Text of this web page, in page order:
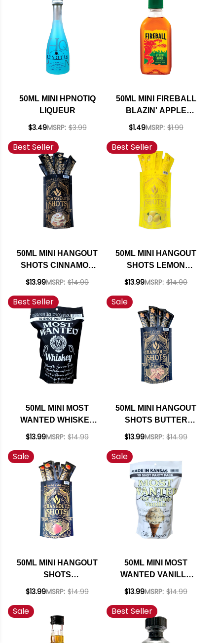
50ML MINI HPNOTIQ
LIQUEUR
$3.49MSRP: $3.99
50ML MINI FIREBALL
BLAZIN' APPLE
WHISKY
$1.49MSRP: $1.99
Best Seller
50ML MINI HANGOUT
SHOTS CINNAMON
ROLL LIQUEUR 8
$13.99MSRP: $14.99
Best Seller
50ML MINI HANGOUT
SHOTS LEMON
LIQUEUR 8 PACK
$13.99MSRP: $14.99
Best Seller
50ML MINI MOST
WANTED WHISKEY
10 PACK
$13.99MSRP: $14.99
Sale
50ML MINI HANGOUT
SHOTS BUTTER
PECAN LIQUEUR 8
$13.99MSRP: $14.99
Sale
50ML MINI HANGOUT
SHOTS
STRAWBERRY
$13.99MSRP: $14.99
Sale
50ML MINI MOST
WANTED VANILLA
ICE CREAM LIQUEUR
$13.99MSRP: $14.99
Sale Best Seller